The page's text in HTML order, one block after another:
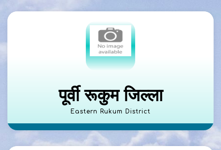
पूर्वी रूकुम जिल्ला
Eastern Rukum District